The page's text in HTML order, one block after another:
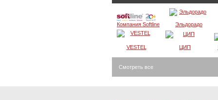
Компания Softline Эльдорадо
VESTEL ЦИП
Смотреть все